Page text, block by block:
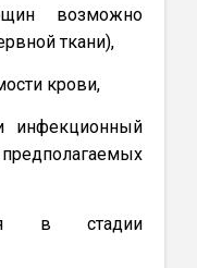
возможно
ткани),
крови,
инфекционный
в стадии